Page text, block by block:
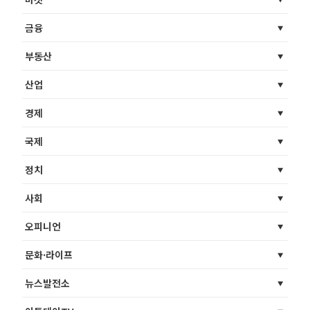
금융
부동산
산업
경제
국제
정치
사회
오피니언
문화·라이프
뉴스발전소